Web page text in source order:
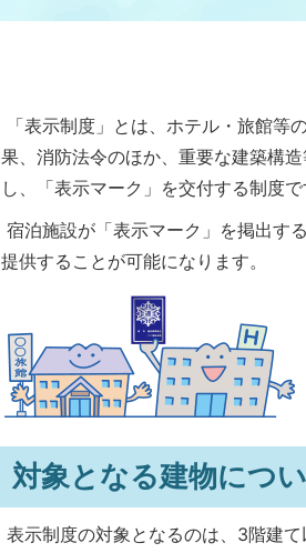
「表示制度」とは、ホテル・旅館等
果、消防法令のほか、重要な建築構
し、「表示マーク」を交付する制度
宿泊施設が「表示マーク」を掲出す
提供することが可能になります。
対象となる建物につ
表示制度の対象となるのは、3階建